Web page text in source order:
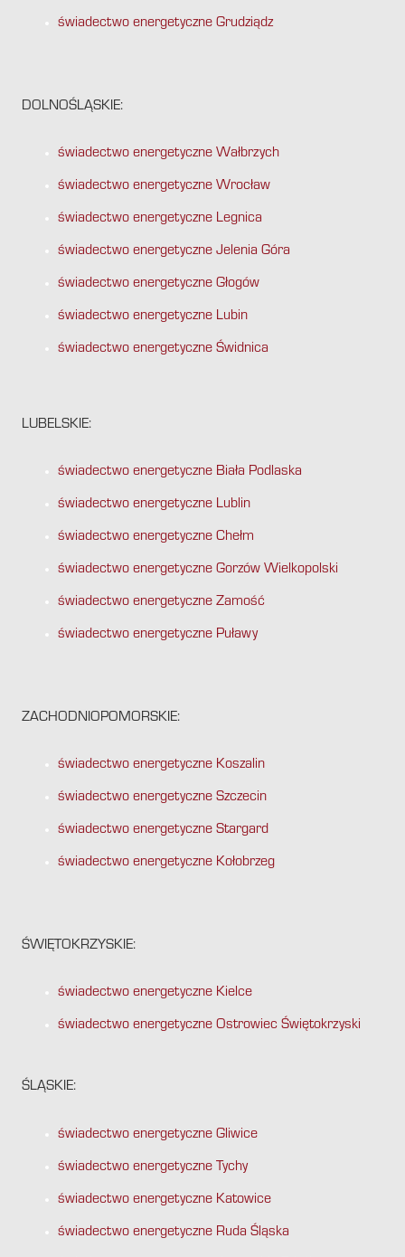
świadectwo energetyczne Grudziądz
DOLNOŚLĄSKIE:
świadectwo energetyczne Wałbrzych
świadectwo energetyczne Wrocław
świadectwo energetyczne Legnica
świadectwo energetyczne Jelenia Góra
świadectwo energetyczne Głogów
świadectwo energetyczne Lubin
świadectwo energetyczne Świdnica
LUBELSKIE:
świadectwo energetyczne Biała Podlaska
świadectwo energetyczne Lublin
świadectwo energetyczne Chełm
świadectwo energetyczne Gorzów Wielkopolski
świadectwo energetyczne Zamość
świadectwo energetyczne Puławy
ZACHODNIOPOMORSKIE:
świadectwo energetyczne Koszalin
świadectwo energetyczne Szczecin
świadectwo energetyczne Stargard
świadectwo energetyczne Kołobrzeg
ŚWIĘTOKRZYSKIE:
świadectwo energetyczne Kielce
świadectwo energetyczne Ostrowiec Świętokrzyski
ŚLĄSKIE:
świadectwo energetyczne Gliwice
świadectwo energetyczne Tychy
świadectwo energetyczne Katowice
świadectwo energetyczne Ruda Śląska